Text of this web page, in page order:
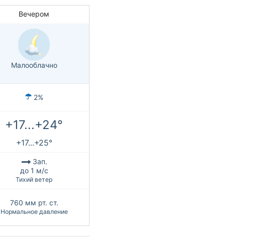
Вечером
Малооблачно
2%
+17...+24°
+17...+25°
Зап.
до 1 м/с
Тихий ветер
760 мм рт. ст.
Нормальное давление